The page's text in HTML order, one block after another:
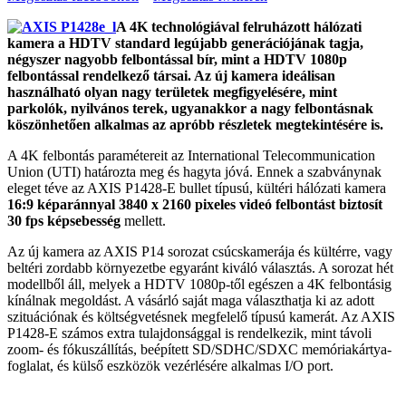
A 4K technológiával felruházott hálózati
kamera a HDTV standard legújabb generációjának tagja,
négyszer nagyobb felbontással bír, mint a HDTV 1080p
felbontással rendelkező társai. Az új kamera ideálisan
használható olyan nagy területek megfigyelésére, mint
parkolók, nyilvános terek, ugyanakkor a nagy felbontásnak
köszönhetően alkalmas az apróbb részletek megtekintésére is.
A 4K felbontás paramétereit az International Telecommunication
Union (UTI) határozta meg és hagyta jóvá. Ennek a szabványnak
eleget téve az AXIS P1428-E bullet típusú, kültéri hálózati kamera
16:9 képaránnyal 3840 x 2160 pixeles videó felbontást biztosít
30 fps képsebesség mellett.
Az új kamera az AXIS P14 sorozat csúcskamerája és kültérre, vagy
beltéri zordabb környezetbe egyaránt kiváló választás. A sorozat hét
modellből áll, melyek a HDTV 1080p-től egészen a 4K felbontásig
kínálnak megoldást. A vásárló saját maga választhatja ki az adott
szituációnak és költségvetésnek megfelelő típusú kamerát. Az AXIS
P1428-E számos extra tulajdonsággal is rendelkezik, mint távoli
zoom- és fókuszállítás, beépített SD/SDHC/SDXC memóriakártya-
foglalat, és külső eszközök vezérlésére alkalmas I/O port.